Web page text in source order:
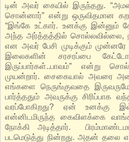
டின் அவர் கையில் இருந்தது.
சொன்னார்” என்று ஒருவிதமான
“இங்கே உட்கார். உனக்கு இன்னும்
அந்த அர்த்தத்தில் சொல்லவில்லை, நீ
என அவர் பேசி முடிக்கும்
இலைகளின் சரசரப்பை
இருப்பார்கள்..பாவம்” என்று
முயன்றார். சைகையால் அவரை
எங்களை நெருங்குவதை
பார்த்ததும் அவருக்கு சிரிப்பாக
வரப்போகிறது? ஏன் உனக்கு
என்னிடமிருந்த கைவிளக்கை
நோக்கி அடித்தார்.
படமெடுத்து நின்றது. அதன்